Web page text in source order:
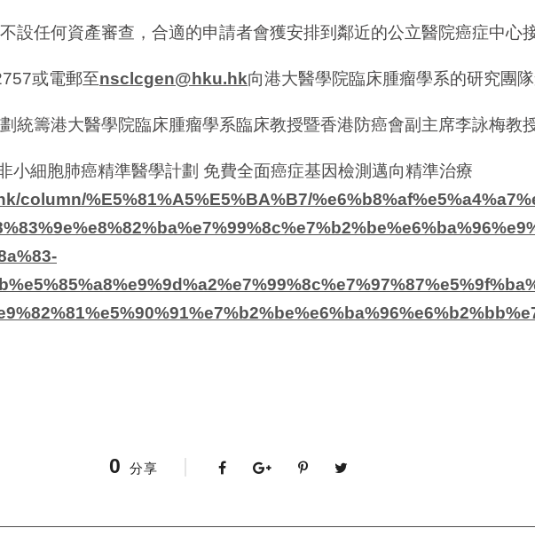
設任何資產審查，合適的申請者會獲安排到鄰近的公立醫院癌症中心
或電郵至nsclcgen@hku.hk向港大醫學院臨床腫瘤學系的研究團隊
統籌港大醫學院臨床腫瘤學系臨床教授暨香港防癌會副主席李詠梅教
小細胞肺癌精準醫學計劃 免費全面癌症基因檢測邁向精準治療
column/%E5%81%A5%E5%BA%B7/
0 分享